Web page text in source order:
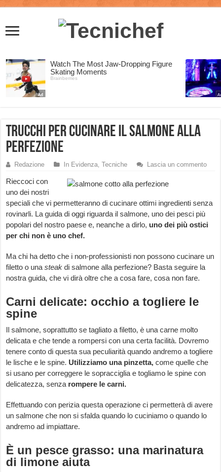
Trucchi per cucinare il salmone alla
perfezione
Redazione In Evidenza,Tecniche Lascia un commento
Rieccoci con
uno dei nostri
speciali che vi permetteranno di cucinare ottimi ingredienti senza
rovinarli. La guida di oggi riguarda il salmone, uno dei pesci più
popolari del nostro paese e, neanche a dirlo, uno dei più ostici
per chi non è uno chef.
Ma chi ha detto che i non-professionisti non possono cucinare un
filetto o unasteakdi salmone alla perfezione? Basta seguire la
nostra guida, che vi dirà oltre che a cosa fare, cosa non fare.
Carni delicate: occhio a togliere le
spine
Il salmone, soprattutto se tagliato a filetto, è una carne molto
delicata e che tende a rompersi con una certa facilità. Dovremo
tenere conto di questa sua peculiarità quando andremo a togliere
le lische e le spine. Utilizziamo una pinzetta,come quelle che
si usano per correggere le sopracciglia e togliamo le spine con
delicatezza, senza rompere le carni.
Effettuando con perizia questa operazione ci permetterà di avere
un salmone che non si sfalda quando lo cuciniamo o quando lo
andremo ad impiattare.
È un pesce grasso: una marinatura
di limone aiuta